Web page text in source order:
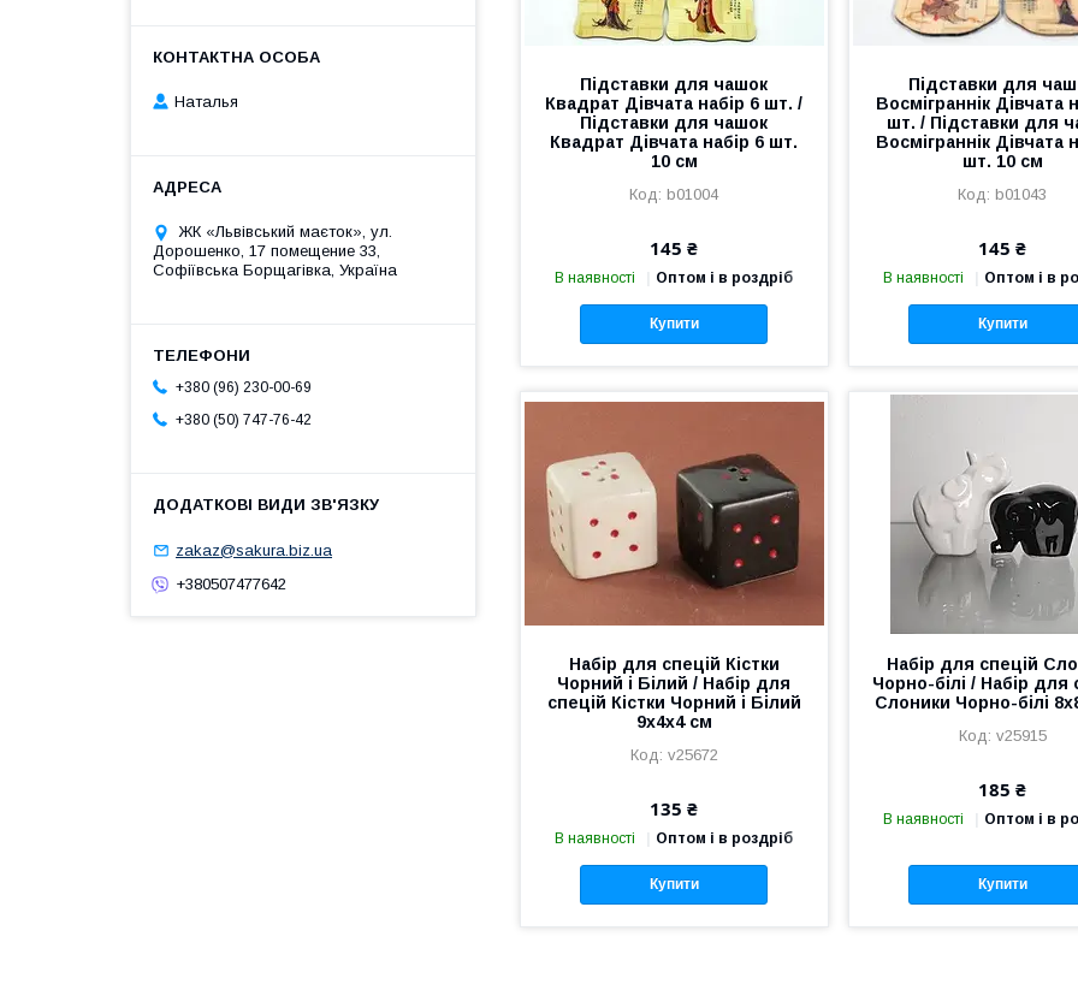
Підставки для чашок
Квадрат Дівчата набір 6 шт. /
Підставки для чашок
Квадрат Дівчата набір 6 шт.
10 см
b01004
145 ₴
В наявності Оптом і в роздріб
Купити
Підставки для
Восміграннік Дівчата
шт. / Підставки для
Восміграннік Дівчата
шт. 10 см
b01043
145 ₴
В наявності Оптом і в
Купити
Набір для спецій Кістки
Чорний і Білий / Набір для
спецій Кістки Чорний і Білий
9x4x4 см
v25672
135 ₴
В наявності Оптом і в роздріб
Купити
Набір для спецій
Чорно-білі / Набір для
Слоники Чорно-білі
v25915
185 ₴
В наявності Оптом і в
Купити
Наталья
ЖК «Львівський маєток», ул.
Дорошенко, 17 помещение 33,
Софіївська Борщагівка, Україна
+380 (96) 230-00-69
+380 (50) 747-76-42
zakaz@sakura.biz.ua
+380507477642